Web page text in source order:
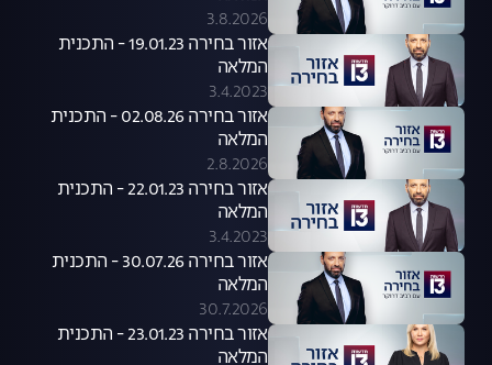
3.8.2026
אזור בחירה 19.01.23 - התכנית
המלאה
3.4.2023
אזור בחירה 02.08.26 - התכנית
המלאה
2.8.2026
אזור בחירה 22.01.23 - התכנית
המלאה
3.4.2023
אזור בחירה 30.07.26 - התכנית
המלאה
30.7.2026
אזור בחירה 23.01.23 - התכנית
המלאה